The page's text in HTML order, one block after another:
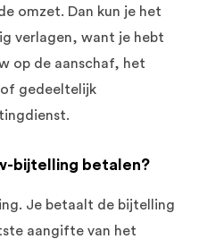
omzet. Dan kun je het
verlagen, want je hebt
op de aanschaf, het
gedeeltelijk
bijtelling betalen?
Je betaalt de bijtelling
aangifte van het